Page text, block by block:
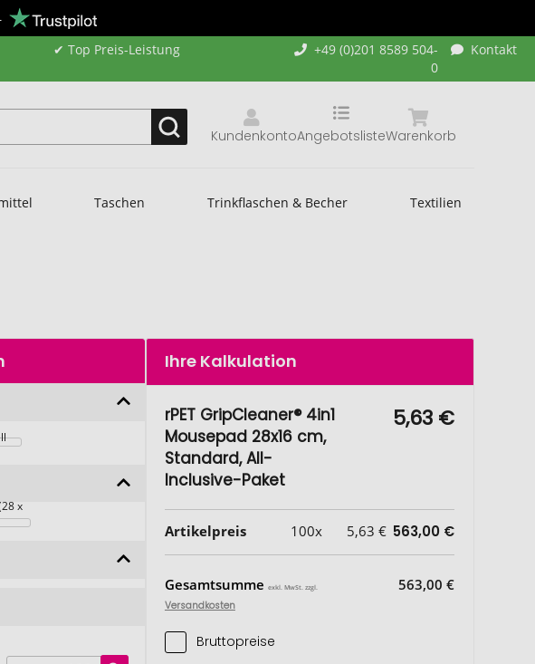
✔ Top Preis-Leistung
+49 (0)201 8589 504-
0
Kontakt
Kundenkonto Warenkorb
Angebotsliste
Taschen Trinkflaschen & Becher Textilien
x
Ihre Kalkulation
rPET GripCleaner® 4in1
Mousepad 28x16 cm,
Standard, All-
Inclusive-Paket
5,63 €
Artikelpreis 100x 5,63 € 563,00 €
Gesamtsumme exkl. MwSt. zzgl.
Versandkosten
563,00 €
Bruttopreise